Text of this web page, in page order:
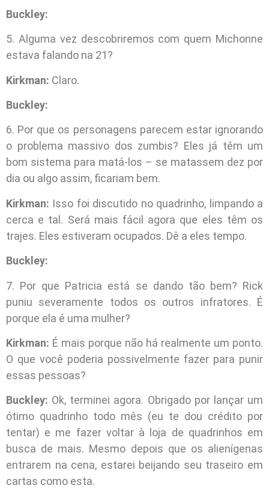
Buckley:
5. Alguma vez descobriremos com quem Michonne
estava falando na 21?
Kirkman: Claro.
Buckley:
6. Por que os personagens parecem estar ignorando
o problema massivo dos zumbis? Eles já têm um
bom sistema para matá-los – se matassem dez por
dia ou algo assim, ficariam bem.
Kirkman: Isso foi discutido no quadrinho, limpando a
cerca e tal. Será mais fácil agora que eles têm os
trajes. Eles estiveram ocupados. Dê a eles tempo.
Buckley:
7. Por que Patricia está se dando tão bem? Rick
puniu severamente todos os outros infratores. É
porque ela é uma mulher?
Kirkman: É mais porque não há realmente um ponto.
O que você poderia possivelmente fazer para punir
essas pessoas?
Buckley: Ok, terminei agora. Obrigado por lançar um
ótimo quadrinho todo mês (eu te dou crédito por
tentar) e me fazer voltar à loja de quadrinhos em
busca de mais. Mesmo depois que os alienígenas
entrarem na cena, estarei beijando seu traseiro em
cartas como esta.